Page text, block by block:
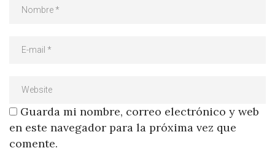
Guarda mi nombre, correo electrónico y web
en este navegador para la próxima vez que
comente.